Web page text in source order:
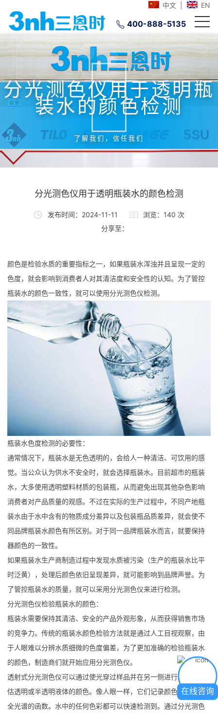
中文 EN
400-888-5135
分光测色仪用于透明瓶
装水的颜色检测
了解我们，信任我们
分光测色仪用于透明瓶装水的颜色检测
发布时间：2024-11-11
浏览：140 次
分享至：
颜色是检验水质的重要指标之一，如果瓶装水浑浊并且呈现一定的
色度，就会影响到消费者人对其清洁度和安全性的认知。为了管控
瓶装水的颜色一致性，就可以使用分光测色仪检测。
瓶装水色度检测的必要性：
通常情况下，瓶装水是无色透明的，会给人一种清洁、可饮用的感
觉。当公众认为供水不安全时，就会选择瓶装水。目前超市的瓶装
水，大多使用透明塑料材质的包装瓶，从而避免出现其他杂色影响
消费者对产品质量的观感。不过在实际的生产过程中，不同产地瓶
装水由于水中含有的物质成分差异以及包装瓶品质差异，就会使不
同品牌瓶装水颜色有所区别。对于同一品牌瓶装水而言，就要保持
器颜色的一致性。
如果瓶装水生产商制造过程中发现水质被污染（生产的瓶装水比平
时泛黄），处理后颜色依旧呈现差异，就可能影响到品牌声誉。为
了管控瓶装水的质量，就可以采用分光测色仪来进行检测。
分光测色仪检验瓶装水的颜色：
瓶装水需要保持其清洁、安全的产品外观形象，从而获得销售市场
的竞争力。传统的瓶装水颜色检验方法就是通过人工目视观察，由
于人眼难以分辨水质细微的色度偏差，为了更加准确的检验瓶装水
的颜色，制造商们就开始应用分光测色仪。
透射式分光测色仪可以通过使光穿过样品并在另一侧进行测量来评
估透明或半透明液体的颜色。像人眼一样，它们记录颜色是可见光
全光谱的函数。水中的任何色彩都可以快速检测到。通过分光测色
在线咨询